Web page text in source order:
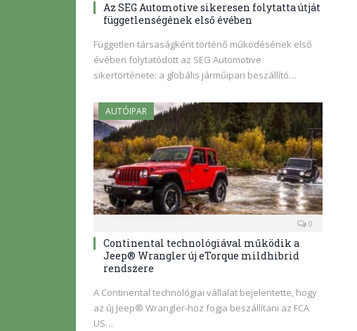
Az SEG Automotive sikeresen folytatta útját
függetlenségének első évében
Független társaságként történő működésének első
évében folytatódott az SEG Automotive
sikertörténete: a globális járműipari beszállító…
AUTÓIPAR
0
Continental technológiával működik a
Jeep® Wrangler új eTorque mildhibrid
rendszere
A Continental technológiai vállalat bejelentette, hogy
az új Jeep® Wrangler-höz fogja beszállítani az FCA
US…